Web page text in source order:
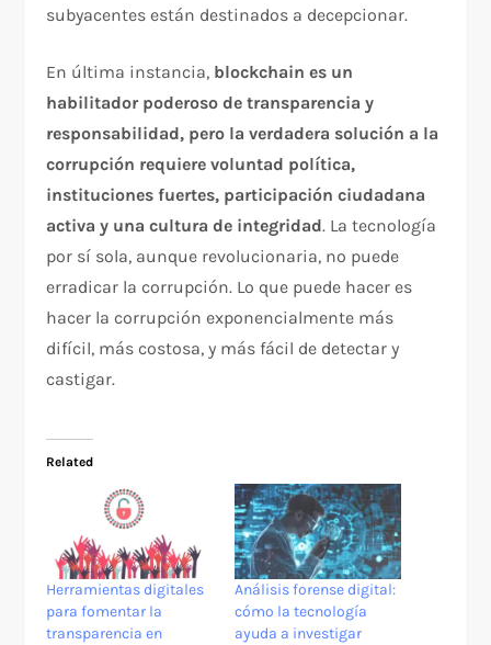
subyacentes están destinados a decepcionar.​
En última instancia, blockchain es un
habilitador poderoso de transparencia y
responsabilidad, pero la verdadera solución a la
corrupción requiere voluntad política,
instituciones fuertes, participación ciudadana
activa y una cultura de integridad. La tecnología
por sí sola, aunque revolucionaria, no puede
erradicar la corrupción. Lo que puede hacer es
hacer la corrupción exponencialmente más
difícil, más costosa, y más fácil de detectar y
castigar.
Related
Herramientas digitales
para fomentar la
transparencia en
Análisis forense digital:
cómo la tecnología
ayuda a investigar